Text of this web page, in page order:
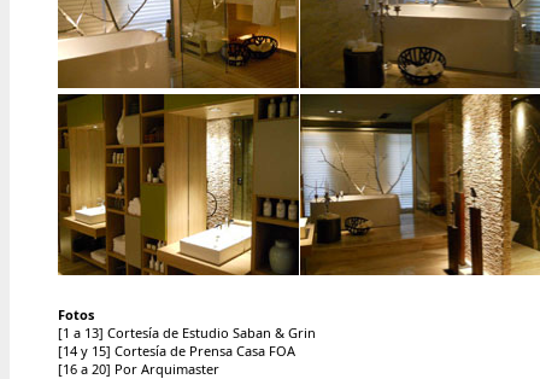
Fotos
[1 a 13] Cortesía de Estudio Saban & Grin
[14 y 15] Cortesía de Prensa Casa FOA
[16 a 20] Por Arquimaster